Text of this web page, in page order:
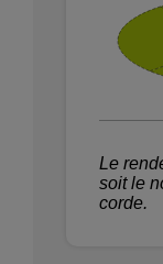
Le
soit le
corde.